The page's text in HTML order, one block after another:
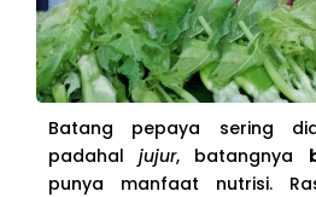
Batang pepaya sering
padahaljujur, batangnya
punya manfaat nutrisi.